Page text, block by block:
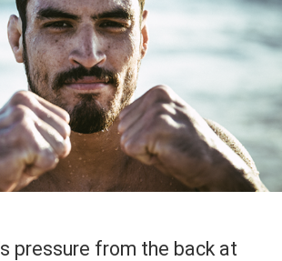
pressure from the back at